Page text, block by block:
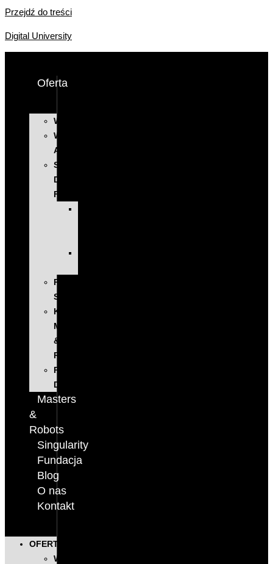
Przejdź do treści
Digital University
Oferta
WYSTĄPIENIA
WARSZTATY
AI
SZKOLENIA
DLA
FIRM
PROGRAM
SINGULARITY
KONFERENCJA
MASTERS
&
ROBOTS
PODCAST
DIGITALKS
Masters
&
Robots
Singularity
Fundacja
Blog
O nas
Kontakt
OFERTA
WYSTĄPIENIA